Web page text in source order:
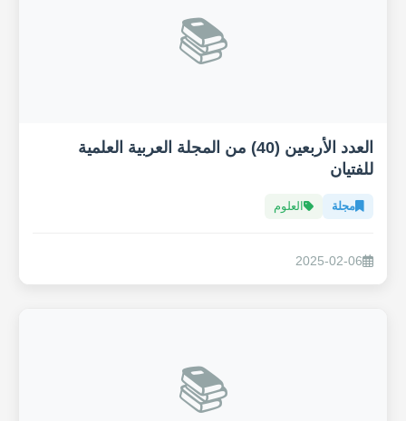
📚
العدد الأربعين (40) من المجلة العربية العلمية
للفتيان
مجلة العلوم
2025-02-06
📚